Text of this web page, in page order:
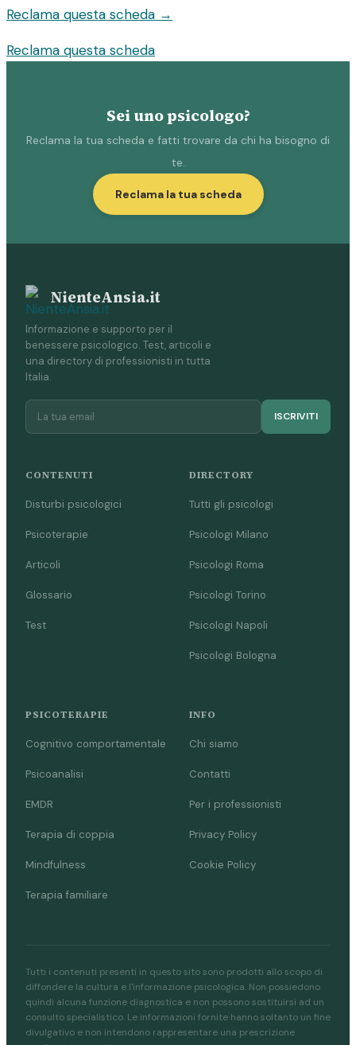
Reclama questa scheda →
Reclama questa scheda
Sei uno psicologo?
Reclama la tua scheda e fatti trovare da chi ha bisogno di
te.
Reclama la tua scheda
NienteAnsia.it
Informazione e supporto per il
benessere psicologico. Test, articoli e
una directory di professionisti in tutta
Italia.
ISCRIVITI
CONTENUTI
Disturbi psicologici
Psicoterapie
Articoli
Glossario
Test
DIRECTORY
Tutti gli psicologi
Psicologi Milano
Psicologi Roma
Psicologi Torino
Psicologi Napoli
Psicologi Bologna
PSICOTERAPIE
Cognitivo comportamentale
Psicoanalisi
EMDR
Terapia di coppia
Mindfulness
Terapia familiare
INFO
Chi siamo
Contatti
Per i professionisti
Privacy Policy
Cookie Policy
Tutti i contenuti presenti in questo sito sono prodotti allo scopo di
diffondere la cultura e l'informazione psicologica. Non possiedono
quindi alcuna funzione diagnostica e non possono sostituirsi ad un
consulto specialistico. Le informazioni fornite hanno soltanto un fine
divulgativo e non intendono rappresentare una prescrizione